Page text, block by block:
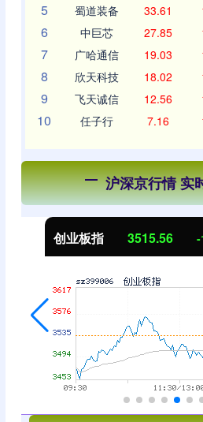
5 蜀道装备 33.61
6 中巨芯 27.85
7 广哈通信 19.03
8 欣天科技 18.02
9 飞天诚信 12.56
10 任子行 7.16
沪深京行情 实
创业板指 3515.56 -